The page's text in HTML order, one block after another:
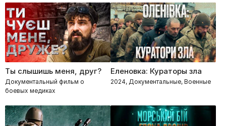
Ты слышишь меня, друг?
Документальный фильм о
боевых медиках
Еленовка: Кураторы зла
2024, Документальные, Военные